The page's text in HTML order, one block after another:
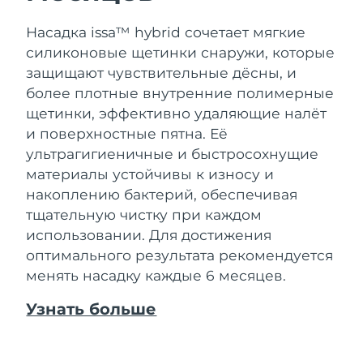
Насадка issa™ hybrid сочетает мягкие
силиконовые щетинки снаружи, которые
защищают чувствительные дёсны, и
более плотные внутренние полимерные
щетинки, эффективно удаляющие налёт
и поверхностные пятна. Её
ультрагигиеничные и быстросохнущие
материалы устойчивы к износу и
накоплению бактерий, обеспечивая
тщательную чистку при каждом
использовании. Для достижения
оптимального результата рекомендуется
менять насадку каждые 6 месяцев.
Узнать больше